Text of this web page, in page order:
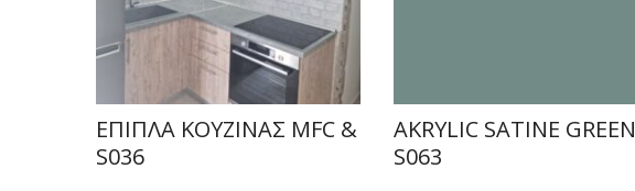
ΕΠΙΠΛΑ ΚΟΥΖΙΝΑΣ MFC &
S036
AKRYLIC SATINE GREEN
S063